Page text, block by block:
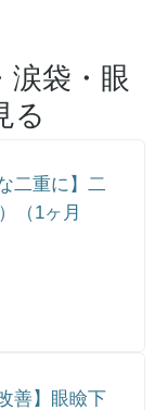
涙袋・眼
る
二重に】二
（1ヶ月
善】眼瞼下